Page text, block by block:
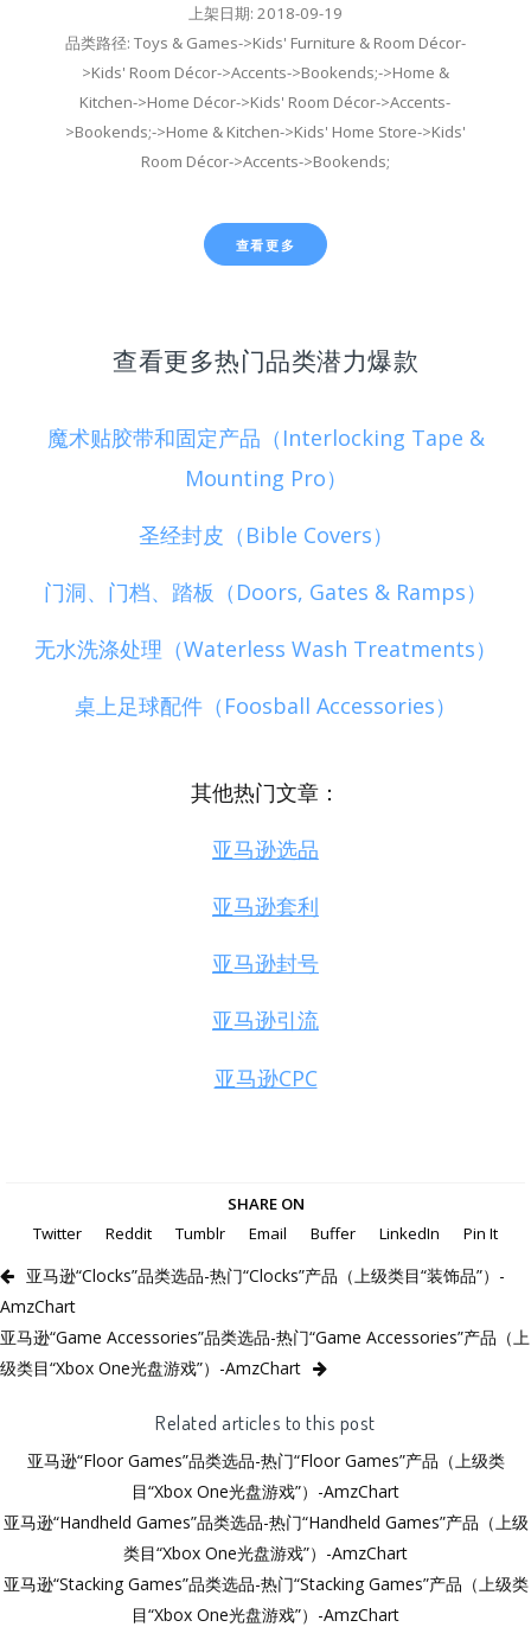
上架日期: 2018-09-19
品类路径: Toys & Games->Kids' Furniture & Room Décor-
>Kids' Room Décor->Accents->Bookends;->Home &
Kitchen->Home Décor->Kids' Room Décor->Accents-
>Bookends;->Home & Kitchen->Kids' Home Store->Kids'
Room Décor->Accents->Bookends;
查看更多
查看更多热门品类潜力爆款
魔术贴胶带和固定产品（Interlocking Tape &
Mounting Pro）
圣经封皮（Bible Covers）
门洞、门档、踏板（Doors, Gates & Ramps）
无水洗涤处理（Waterless Wash Treatments）
桌上足球配件（Foosball Accessories）
其他热门文章：
亚马逊选品
亚马逊套利
亚马逊封号
亚马逊引流
亚马逊CPC
SHARE ON
Twitter
Reddit Tumblr Email Buffer LinkedIn Pin It
亚马逊“Clocks”品类选品-热门“Clocks”产品（上级类目“装饰品”）-
AmzChart
亚马逊“Game Accessories”品类选品-热门“Game Accessories”产品（上
级类目“Xbox One光盘游戏”）-AmzChart
Related articles to this post
亚马逊“Floor Games”品类选品-热门“Floor Games”产品（上级类
目“Xbox One光盘游戏”）-AmzChart
亚马逊“Handheld Games”品类选品-热门“Handheld Games”产品（上级
类目“Xbox One光盘游戏”）-AmzChart
亚马逊“Stacking Games”品类选品-热门“Stacking Games”产品（上级类
目“Xbox One光盘游戏”）-AmzChart